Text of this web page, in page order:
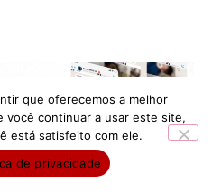
que oferecemos a melhor
você continuar a usar este site,
está satisfeito com ele.
de privacidade